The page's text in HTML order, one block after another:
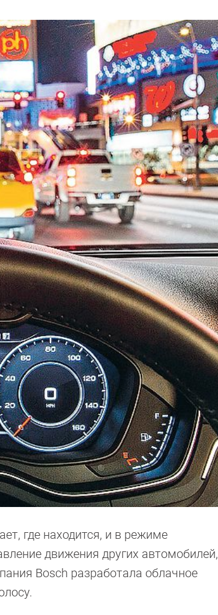
где находится, и в режиме
движения других автомобилей,
Bosch разработала облачное